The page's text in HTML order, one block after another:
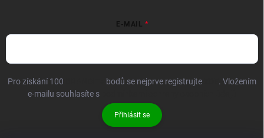
E-MAIL
Pro získání 100 bodů se nejprve registrujte
. Vložením
e-mailu souhlasíte s
Přihlásit se